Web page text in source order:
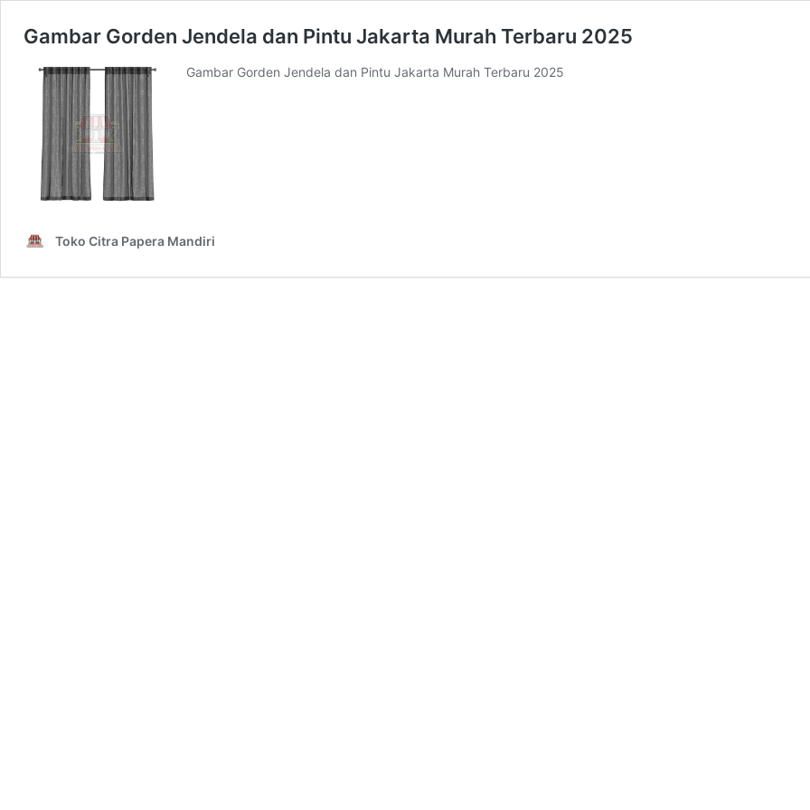
Gambar Gorden Jendela dan Pintu Jakarta Murah Terbaru 2025
Gambar Gorden Jendela dan Pintu Jakarta Murah Terbaru 2025
Toko Citra Papera Mandiri